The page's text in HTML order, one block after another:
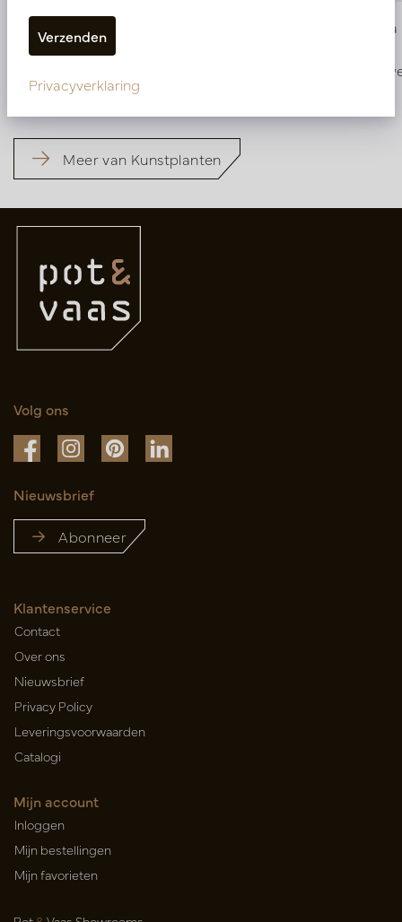
Monstera Deluxe Groen H140 D95
PV17.4151114
Snel
Meer van Kunstplanten
Volg ons
Nieuwsbrief
Abonneer
Klantenservice
Contact
Over ons
Nieuwsbrief
Privacy Policy
Leveringsvoorwaarden
Catalogi
Mijn account
Inloggen
Mijn bestellingen
Mijn favorieten
Privacyverklaring